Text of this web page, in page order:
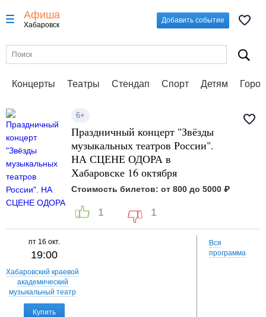
Афиша
Хабаровск
Добавить событие
Концерты Театры Стендап Спорт Детям
6+
Праздничный концерт "Звёзды
музыкальных театров России".
НА СЦЕНЕ ОДОРА в
Хабаровске 16 октября
Стоимость билетов: от 800 до 5000 ₽
1 1
пт 16 окт.
19:00
Хабаровский краевой
академический
музыкальный театр
Купить
Вся
программа